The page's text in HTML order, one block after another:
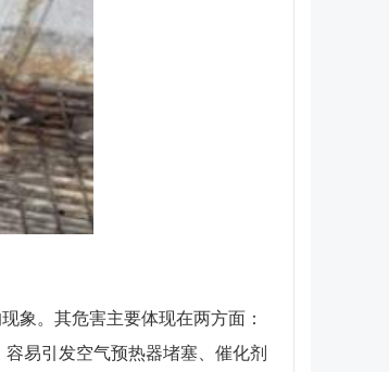
象。其危害主要体现在两方面：
易引发空气预热器堵塞、催化剂